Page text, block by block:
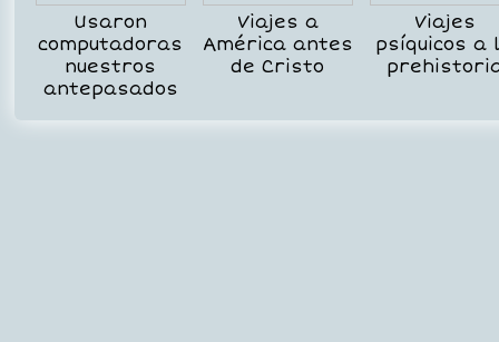
Usaron
computadoras
nuestros
antepasados
Viajes a
América antes
de Cristo
Viajes
psíquicos a